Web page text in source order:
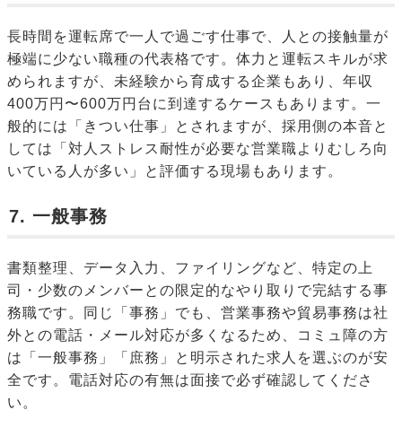
長時間を運転席で一人で過ごす仕事で、人との接触量が
極端に少ない職種の代表格です。体力と運転スキルが求
められますが、未経験から育成する企業もあり、年収
400万円〜600万円台に到達するケースもあります。一
般的には「きつい仕事」とされますが、採用側の本音と
しては「対人ストレス耐性が必要な営業職よりむしろ向
いている人が多い」と評価する現場もあります。
7. 一般事務
書類整理、データ入力、ファイリングなど、特定の上
司・少数のメンバーとの限定的なやり取りで完結する事
務職です。同じ「事務」でも、営業事務や貿易事務は社
外との電話・メール対応が多くなるため、コミュ障の方
は「一般事務」「庶務」と明示された求人を選ぶのが安
全です。電話対応の有無は面接で必ず確認してくださ
い。